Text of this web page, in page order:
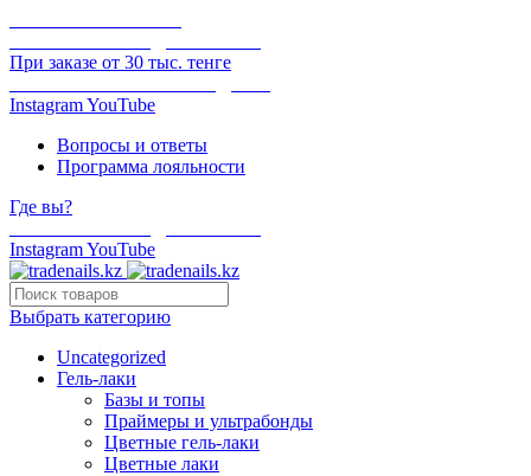
При заказе от 30 тыс. тенге
InstagramYouTube
Вопросы и ответы
Программа лояльности
Где вы?
InstagramYouTube
Выбрать категорию
Uncategorized
Гель-лаки
Базы и топы
Праймеры и ультрабонды
Цветные гель-лаки
Цветные лаки